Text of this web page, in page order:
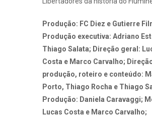
Produção: FC Diez e Gutierre
Produção executiva: Adriano
Thiago Salata; Direção geral:
Costa e Marco Carvalho;
produção, roteiro e conteúdo:
Porto, Thiago Rocha e Thiago
Produção: Daniela Caravaggi;
Lucas Costa e Marco Carvalho;